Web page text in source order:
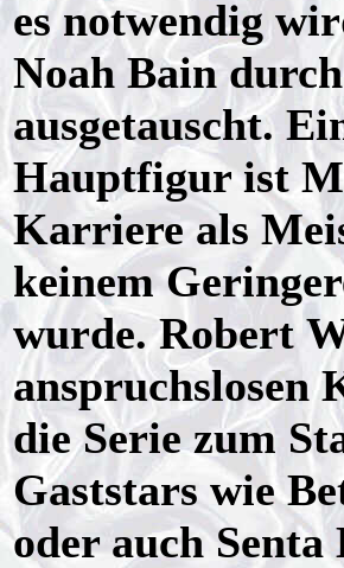
es notwendig
Noah Bain
ausgetauscht.
Hauptfigur ist
Karriere als
keinem
wurde. Robert
anspruchslosen
die Serie zum
Gaststars wie
oder auch